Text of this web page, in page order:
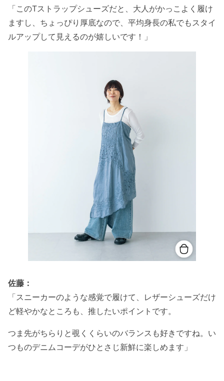
「このTストラップシューズだと、大人がかっこよく履け
ますし、ちょっぴり厚底なので、平均身長の私でもスタイ
ルアップして見えるのが嬉しいです！」
佐藤：
「スニーカーのような感覚で履けて、レザーシューズだけ
ど軽やかなところも、推したいポイントです。
つま先がちらりと覗くくらいのバランスも好きですね。い
つものデニムコーデがひとさじ新鮮に楽しめます」